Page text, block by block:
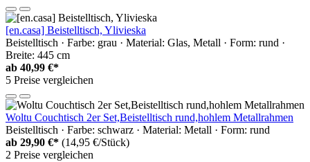
[en.casa] Beistelltisch, Ylivieska
Beistelltisch · Farbe: grau · Material: Glas, Metall · Form: rund ·
Breite: 445 cm
ab 40,99 €*
5 Preise vergleichen
Woltu Couchtisch 2er Set,Beistelltisch rund,hohlem Metallrahmen
Beistelltisch · Farbe: schwarz · Material: Metall · Form: rund
ab 29,90 €* (14,95 €/Stück)
2 Preise vergleichen